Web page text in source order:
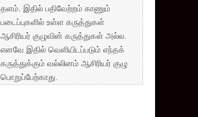
தளம். இதில் பதிவேற்றம் காணும்
படைப்புகளில் உள்ள கருத்துகள்
ஆசிரியர் குழுவின் கருத்துகள் அல்ல.
எனவே இதில் வெளியிடப்படும் எந்தக்
கருத்துக்கும் வல்லினம் ஆசிரியர் குழு
பொறுப்பேற்காது.